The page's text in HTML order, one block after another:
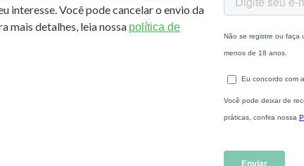
interesse. Você pode cancelar o envio da
mais detalhes, leia nossa política de